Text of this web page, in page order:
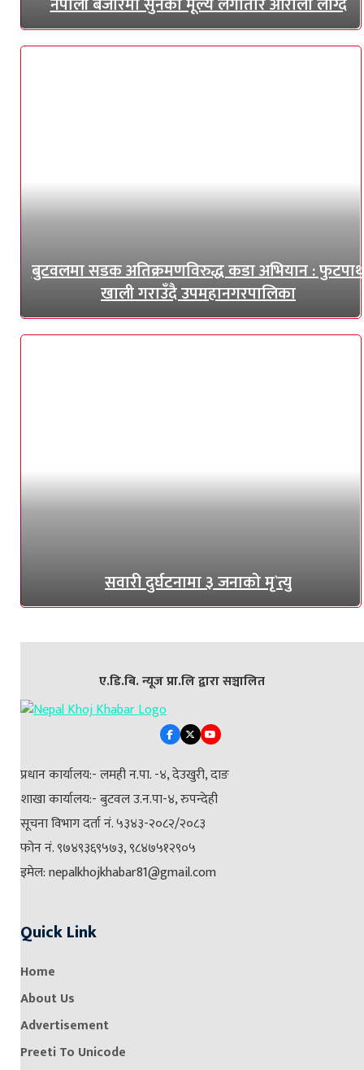
बुटवलमा सडक अतिक्रमणविरुद्ध कडा अभियान :
खाली गराउँदै उपमहानगरपालिका
सवारी दुर्घटनामा ३ जनाको मृ`त्यु
ए.डि.बि. न्यूज प्रा.लि द्वारा सञ्चालित
प्रधान कार्यालय:- लमही न.पा. -४, देउखुरी, दाङ
शाखा कार्यालय:- बुटवल उ.न.पा-४, रुपन्देही
सूचना विभाग दर्ता नं. ५३४३-२०८२/२०८३
फोन नं. ९७४९३६९५७३, ९८४७५१२९०५
इमेल: nepalkhojkhabar81@gmail.com
Quick Link
Home
About Us
Advertisement
Preeti To Unicode